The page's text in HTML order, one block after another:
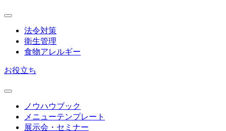
法令対策
衛生管理
食物アレルギー
お役立ち
ノウハウブック
メニューテンプレート
展示会・セミナー